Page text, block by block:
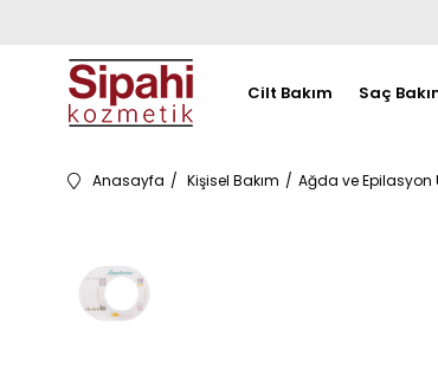
Cilt Bakım Saç
Anasayfa Kişisel Bakım Ağda ve Epilasyon